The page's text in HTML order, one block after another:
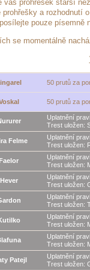
váš prohřešek starší
prohřešky a rozhodnutí
pouze písemně
se momentálně
50 prutů za
50 prutů za
Uplatnění
Trest uložen:
Felme
Uplatnění
Trest uložen:
Uplatnění
Trest uložen:
Hever
Uplatnění
Trest uložen:
Uplatnění
Trest uložen:
Uplatnění
Trest uložen:
Uplatnění
Trest uložen:
Patejl
Uplatnění
Trest uložen: